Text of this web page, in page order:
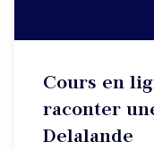
Un cours en
Cours en
raconter
Delalande